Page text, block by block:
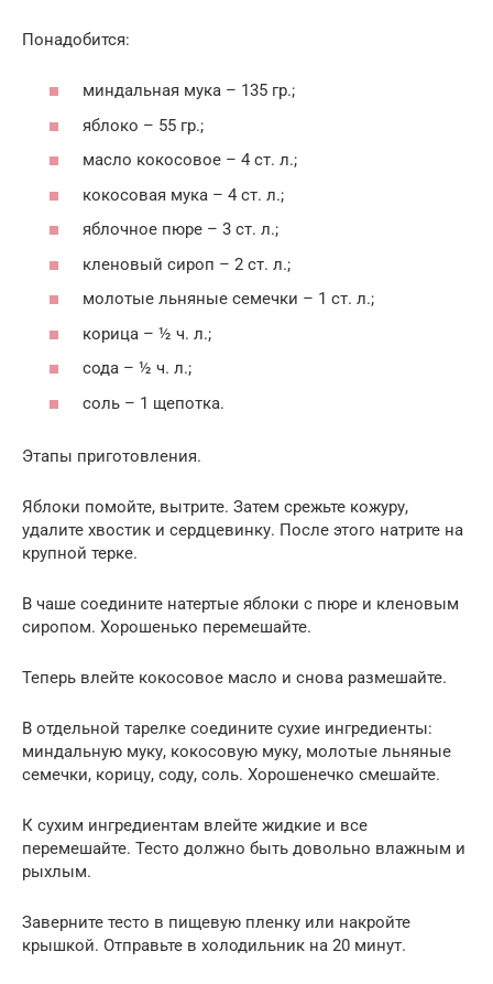
Понадобится:
миндальная мука – 135 гр.;
яблоко – 55 гр.;
масло кокосовое – 4 ст. л.;
кокосовая мука – 4 ст. л.;
яблочное пюре – 3 ст. л.;
кленовый сироп – 2 ст. л.;
молотые льняные семечки – 1 ст. л.;
корица – ½ ч. л.;
сода – ½ ч. л.;
соль – 1 щепотка.
Этапы приготовления.
Яблоки помойте, вытрите. Затем срежьте кожуру,
удалите хвостик и сердцевинку. После этого натрите на
крупной терке.
В чаше соедините натертые яблоки с пюре и кленовым
сиропом. Хорошенько перемешайте.
Теперь влейте кокосовое масло и снова размешайте.
В отдельной тарелке соедините сухие ингредиенты:
миндальную муку, кокосовую муку, молотые льняные
семечки, корицу, соду, соль. Хорошенечко смешайте.
К сухим ингредиентам влейте жидкие и все
перемешайте. Тесто должно быть довольно влажным и
рыхлым.
Заверните тесто в пищевую пленку или накройте
крышкой. Отправьте в холодильник на 20 минут.